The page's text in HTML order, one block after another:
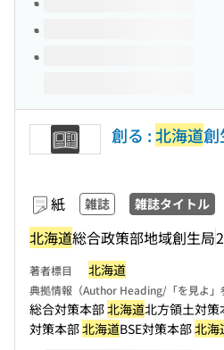
創る :北海道創
紙 雑誌 雑誌タイトル
北海道総合政策部地域創生局
著者標目 北海道
典拠情報（Author Heading/「を見よ」
総合対策本部北海道北方領土対策
対策本部北海道BSE対策本部北海